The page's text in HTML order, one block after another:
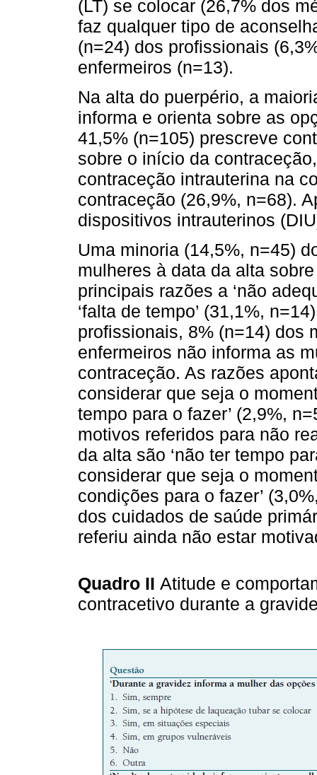
(LT) se colocar (26,7% dos
faz qualquer tipo de
(n=24) dos profissionais
enfermeiros (n=13).
Na alta do puerpério, a
informa e orienta sobre as
41,5% (n=105) prescreve
sobre o início da
contraceção intrauterina na
contraceção (26,9%, n=68).
dispositivos intrauterinos
Uma minoria (14,5%, n=45)
mulheres à data da alta
principais razões a ‘não
‘falta de tempo’ (31,1%,
profissionais, 8% (n=14) dos
enfermeiros não informa as
contraceção. As razões
considerar que seja o
tempo para o fazer’ (2,9%,
motivos referidos para não
da alta são ‘não ter tempo
considerar que seja o
condições para o fazer’
dos cuidados de saúde
referiu ainda não estar
Quadro II Atitude e
contracetivo durante a